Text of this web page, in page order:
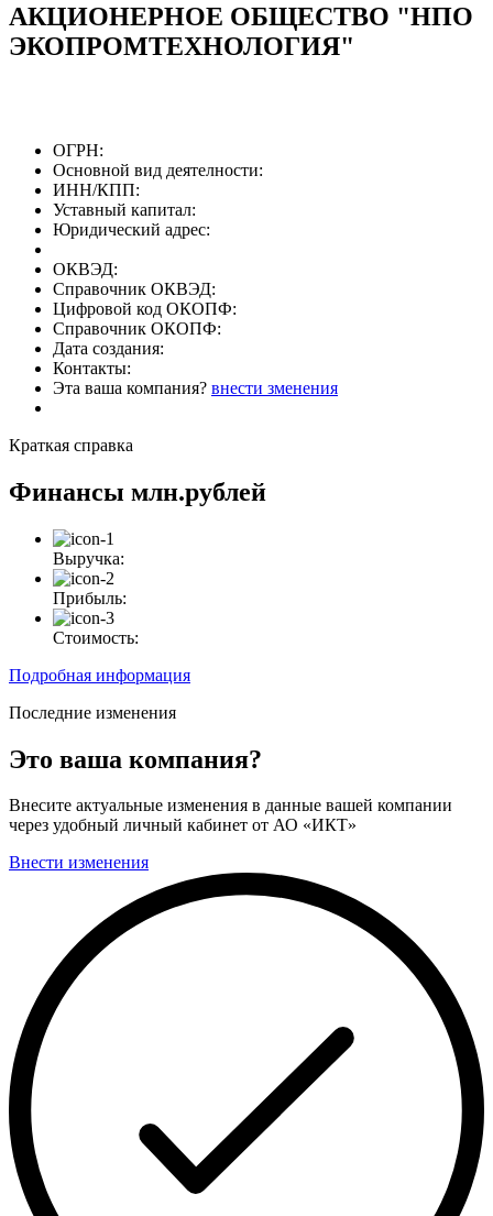
АКЦИОНЕРНОЕ ОБЩЕСТВО "НПО
ЭКОПРОМТЕХНОЛОГИЯ"
ОГРН:
Основной вид деятелности:
ИНН/КПП:
Уставный капитал:
Юридический адрес:
ОКВЭД:
Справочник ОКВЭД:
Цифровой код ОКОПФ:
Справочник ОКОПФ:
Дата создания:
Контакты:
Эта ваша компания? внести зменения
Краткая справка
Финансы млн.рублей
Выручка:
Прибыль:
Стоимость:
Подробная информация
Последние изменения
Это ваша компания?
Внесите актуальные изменения в данные вашей компании
через удобный личный кабинет от АО «ИКТ»
Внести изменения